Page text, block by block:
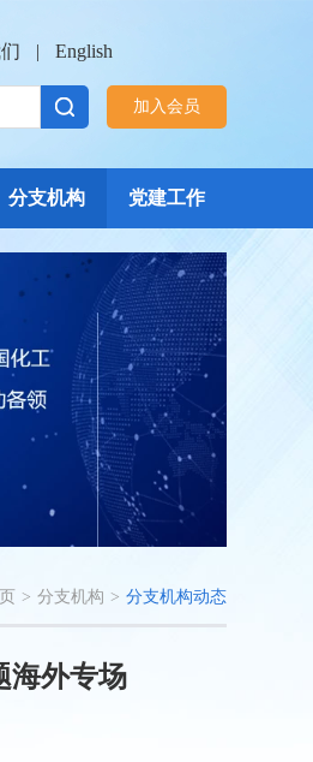
| English
加入会员
分支机构 党建工作
> 分支机构 > 分支机构动态
海外专场